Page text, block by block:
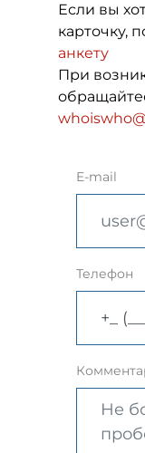
Если вы
карточку,
анкету
При
E-mail
Телефон